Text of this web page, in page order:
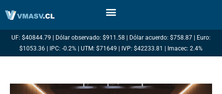
UF: $40844.79 | Dólar observado: $911.58 | Dólar acuerdo: $758.87 | Euro:
$1053.36 | IPC: -0.2% | UTM: $71649 | IVP: $42233.81 | Imacec: 2.4%